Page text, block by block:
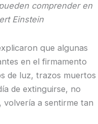
comprender en
Einstein
que algunas
en el firmamento
de luz, trazos muertos
de extinguirse, no
volvería a sentirme tan